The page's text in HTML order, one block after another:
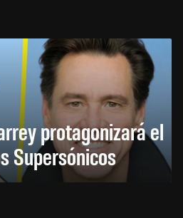
protagonizará el
Supersónicos